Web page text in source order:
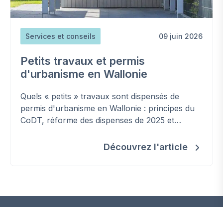
Services et conseils 09 juin 2026
Petits travaux et permis
d'urbanisme en Wallonie
Quels « petits » travaux sont dispensés de
permis d'urbanisme en Wallonie : principes du
CoDT, réforme des dispenses de 2025 et
Découvrez l'article